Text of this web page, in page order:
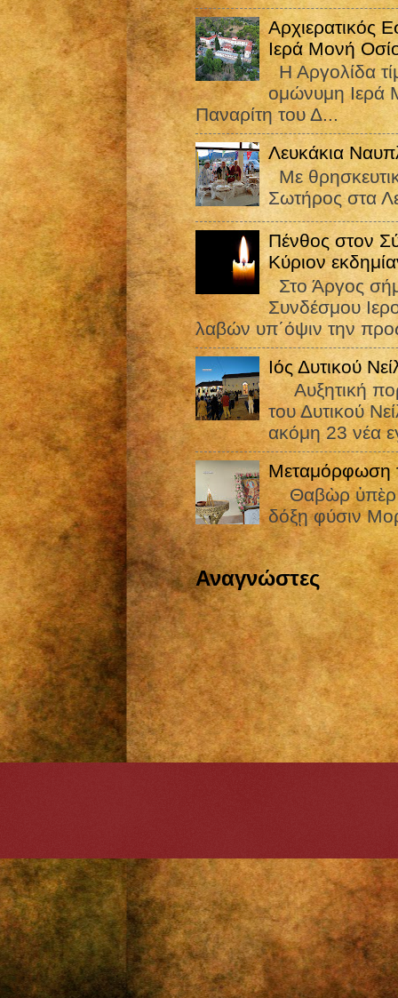
Αρχιερατικός
Ιερά Μονή
Η Αργολίδα
ομώνυμη Ιερά
Παναρίτη του Δ...
Λευκάκια
Με
Σωτήρος στα
Πένθος στον
Κύριον
Στο Άργος
Συνδέσμου
λαβών υπ΄όψιν την
Ιός Δυτικού
Αυξητική
του Δυτικού
ακόμη 23 νέα
Μεταμόρφωση
Θαβὼρ ὑπὲρ
δόξῃ φύσιν
Αναγνώστες